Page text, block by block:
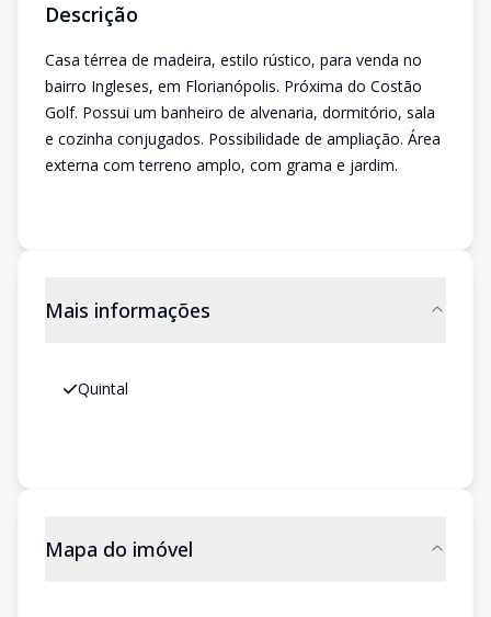
Descrição
Casa térrea de madeira, estilo rústico, para venda no
bairro Ingleses, em Florianópolis. Próxima do Costão
Golf. Possui um banheiro de alvenaria, dormitório, sala
e cozinha conjugados. Possibilidade de ampliação. Área
externa com terreno amplo, com grama e jardim.
Mais informações
Quintal
Mapa do imóvel